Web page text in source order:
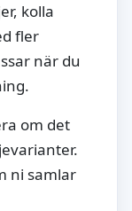
kolla
fler
när du
om det
ni samlar